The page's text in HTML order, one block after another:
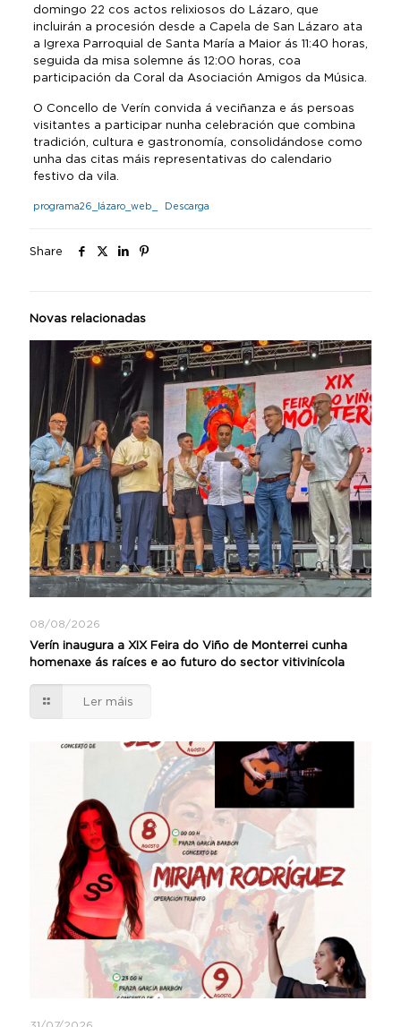
domingo 22 cos actos relixiosos do Lázaro, que
incluirán a procesión desde a Capela de San Lázaro ata
a Igrexa Parroquial de Santa María a Maior ás 11:40 horas,
seguida da misa solemne ás 12:00 horas, coa
participación da Coral da Asociación Amigos da Música.
O Concello de Verín convida á veciñanza e ás persoas
visitantes a participar nunha celebración que combina
tradición, cultura e gastronomía, consolidándose como
unha das citas máis representativas do calendario
festivo da vila.
programa26_lázaro_web_ Descarga
Share
Novas relacionadas
08/08/2026
Verín inaugura a XIX Feira do Viño de Monterrei cunha
homenaxe ás raíces e ao futuro do sector vitivinícola
Ler máis